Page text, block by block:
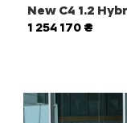
New C4 1.2
1 254 170 ₴